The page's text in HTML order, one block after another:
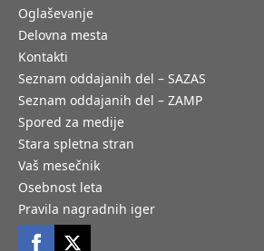
Oglaševanje
Delovna mesta
Kontakti
Seznam oddajanih del – SAZAS
Seznam oddajanih del – ZAMP
Spored za medije
Stara spletna stran
Vaš mesečnik
Osebnost leta
Pravila nagradnih iger